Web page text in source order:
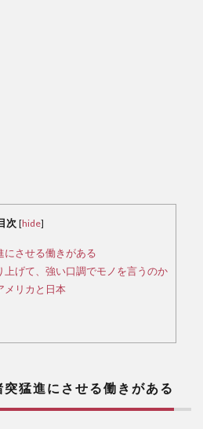
次 [hide]
させる働きがある
げて、強い口調でモノを言うのか
リカと日本
猛進にさせる働きがある